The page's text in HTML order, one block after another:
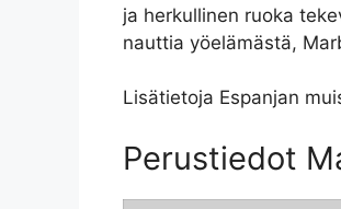
ja herkullinen ruoka
nauttia yöelämästä,
Lisätietoja Espanjan
Perustiedot